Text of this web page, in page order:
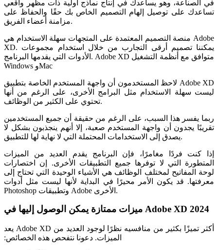
في الصناعة، وهو يساعدك في إنتاج نماذج أولية ذات مظهر واقعي
تساعدك على توصيل إلهام التصميم الخاص بك حقًا والحفاظ على
مزامنة أعضاء الفريق.
منصة التصميم المعتمدة على المتجهات سهلة الاستخدام هي Adobe
XD. يمكننا تصميم أرقى التجارب من خلال استخدام مجموعات
الأدوات التي يقدمها البرنامج. Adobe XD متوافق مع أنظمة التشغيل
Windows وMac
لاحظ المستخدمون أن واجهة المستخدم الخاصة بتطبيق Adobe XD
ليست سهلة الاستخدام مثل البرامج الأخرى، على الرغم من أنها
تحتوي على الكثير من الوظائف.
ربما يفسر هذا السبب، على الرغم من حقيقة أن جميع المستخدمين
تقريبًا يجدون أن واجهة المستخدم صعبة، إلا أنهم ينجذبون بشكل لا
يصدق إلى الاستخدامات المحتملة التي لا نهاية لها للتطبيق.
إذا كنت فردًا مغامرًا، فإن البرنامج يقدم العديد من الميزات
المتطورة التي لا توفرها جميع التطبيقات الأخرى. إن اختصارات
لوحة المفاتيح لمختلف الوظائف هي الأشياء الوحيدة التي تحتاج إلى
معرفتها. قد يكون الأمر محيرًا في البداية لأنها ليست مثل أدوات
Photoshop وتطبيقات Adobe الأخرى.
ميزات ممتازة يمكن الوصول إليها في Adobe XD 2024
يعد Adobe XD أكثر تميزًا بكثير من منافسيه نظرًا لوجود العديد من
الميزات. دعونا نتفحص هذه الخصائص:‏